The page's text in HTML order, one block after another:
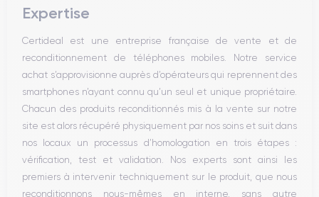
Haut parleur
Bouton Home
Bluetooth
WiFi
Réseau
Vibreur
Prise USB
Expertise
Certideal est une entreprise française de vente et de
reconditionnement de téléphones mobiles. Notre service
achat s’approvisionne auprès d’opérateurs qui reprennent des
smartphones n’ayant connu qu’un seul et unique propriétaire.
Chacun des produits reconditionnés mis à la vente sur notre
site est alors récupéré physiquement par nos soins et suit dans
nos locaux un processus d’homologation en trois étapes :
vérification, test et validation. Nos experts sont ainsi les
premiers à intervenir techniquement sur le produit, que nous
reconditionnons nous-mêmes en interne, sans autre